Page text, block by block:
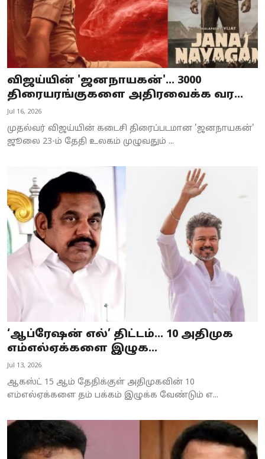
விஜய்யின் 'ஜனநாயகன்'... 3000
திரையரங்குகளை அதிரவைக்க வர...
Jul 16, 2026
முதல்வர் விஜய்யின் கடைசி திரைப்படமான 'ஜனநாயகன்'
ஜூலை 23-ம் தேதி உலகம் முழுவதும் ...
‘ஆப்ரேஷன் எல்’ திட்டம்... 10 அதிமுக
எம்எல்ஏக்களை இழுக...
Jul 13, 2026
ஆகஸ்ட் 15 ஆம் தேதிக்குள் அதிமுகவின் 10
எம்எல்ஏக்களை தம் பக்கம் இழுக்க வேண்டும் எ...